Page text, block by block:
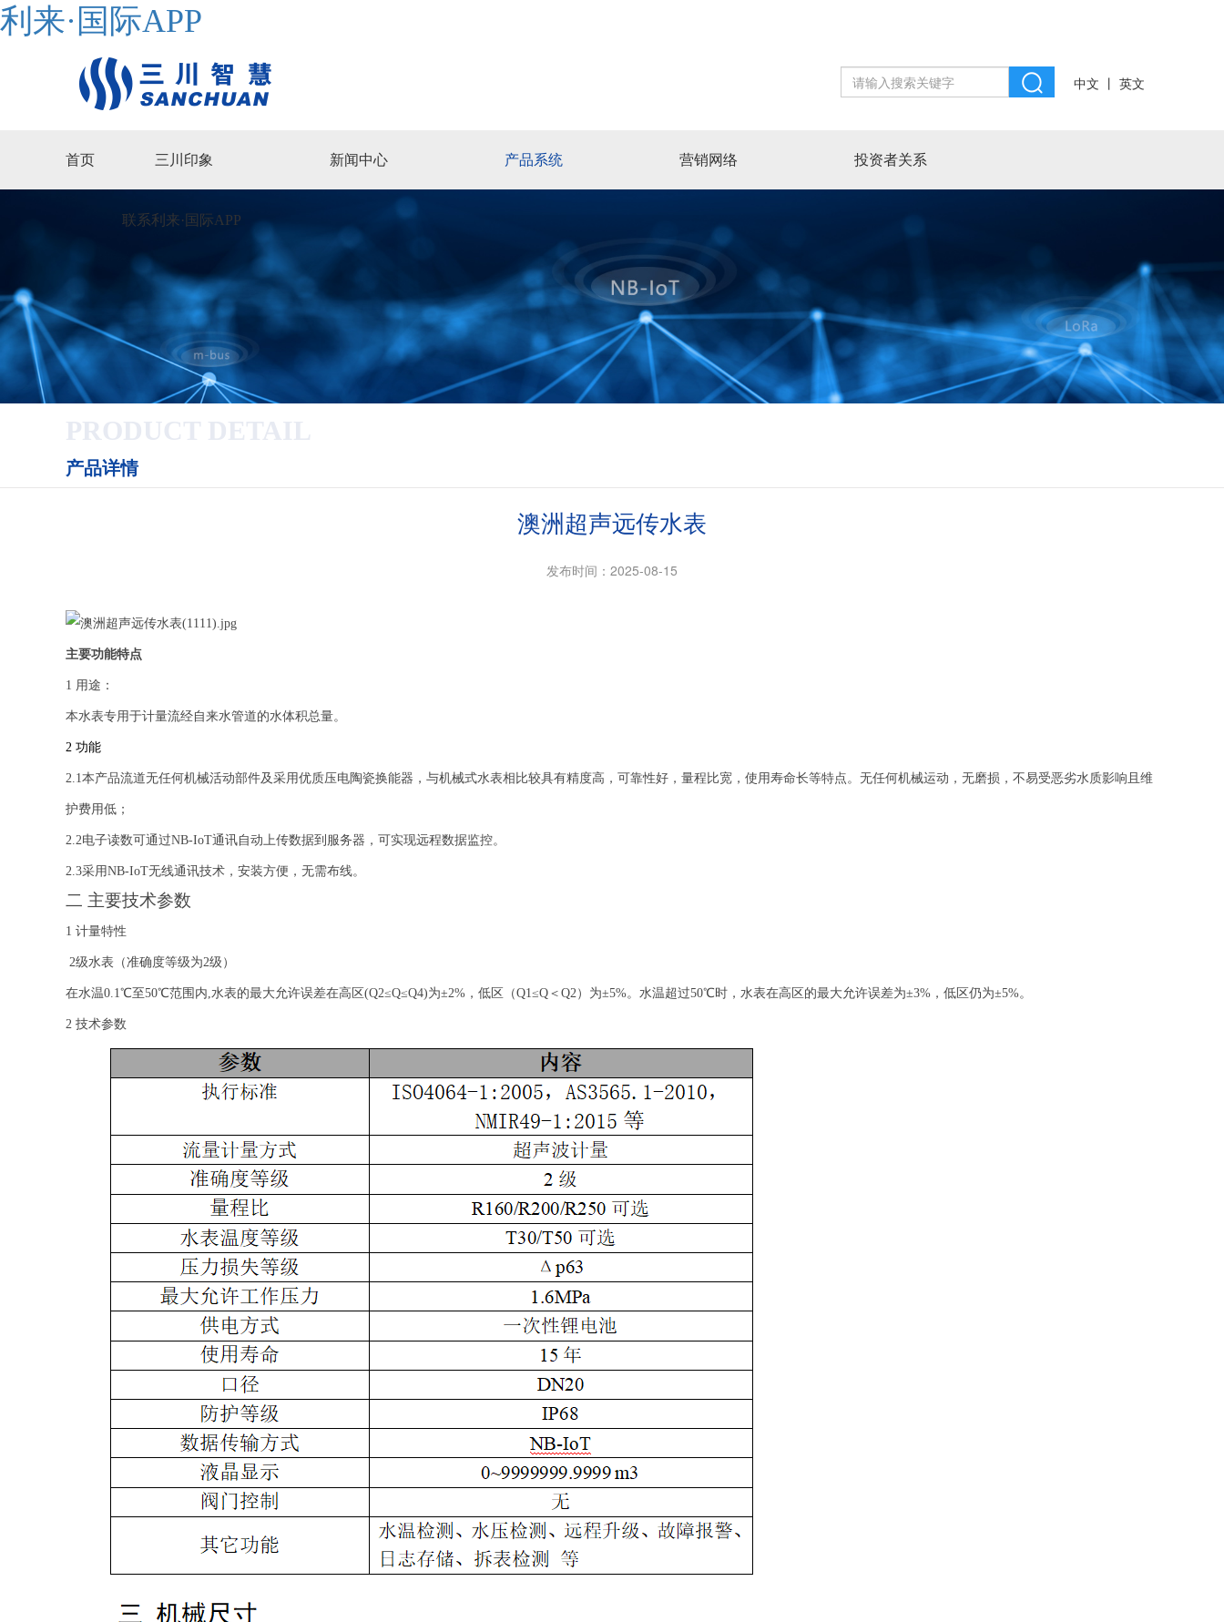
利来·国际APP
中文 丨 英文
首页 三川印象 新闻中心 产品系统 营销网络 投资者关系
联系利来·国际APP
PRODUCT DETAIL
产品详情
澳洲超声远传水表
发布时间：2025-08-15
主要功能特点
1 用途：
本水表专用于计量流经自来水管道的水体积总量。
2 功能
2.1本产品流道无任何机械活动部件及采用优质压电陶瓷换能器，与机械式水表相比较具有精度高，可靠性好，量程比宽，使用寿命长等特点。无任何机械运动，无磨损，不易受恶劣水质影响且维
护费用低；
2.2电子读数可通过NB-IoT通讯自动上传数据到服务器，可实现远程数据监控。
2.3采用NB-IoT无线通讯技术，安装方便，无需布线。
二 主要技术参数
1 计量特性
2级水表（准确度等级为2级）
在水温0.1℃至50℃范围内,水表的最大允许误差在高区(Q2≤Q≤Q4)为±2%，低区（Q1≤Q＜Q2）为±5%。水温超过50℃时，水表在高区的最大允许误差为±3%，低区仍为±5%。
2 技术参数